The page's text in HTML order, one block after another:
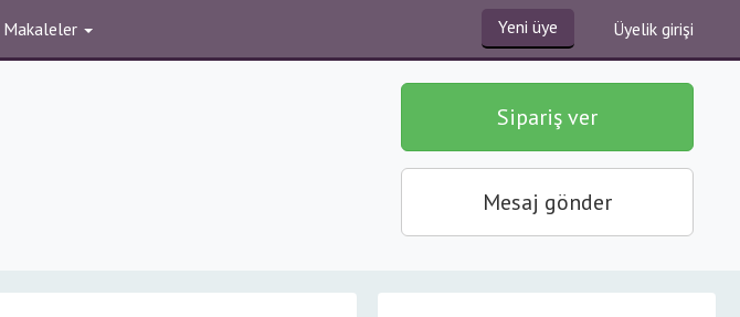
Makaleler Yeni üye Üyelik girişi
Sipariş ver
Mesaj gönder